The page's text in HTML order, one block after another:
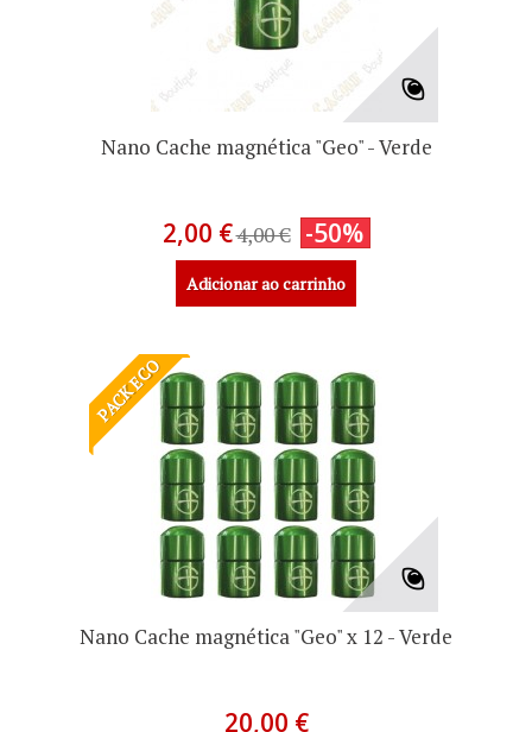
Nano Cache magnética "Geo" - Verde
2,00 €4,00 € -50%
Adicionar ao carrinho
PACK ECO
Nano Cache magnética "Geo" x 12 - Verde
20,00 €